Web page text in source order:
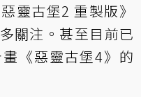
靈古堡2 重製版》
關注。甚至目前已
《惡靈古堡4》的